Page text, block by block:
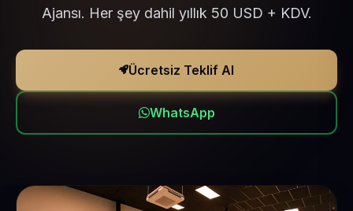
Ajansı. Her şey dahil yıllık 50 USD + KDV.
Ücretsiz Teklif Al
WhatsApp